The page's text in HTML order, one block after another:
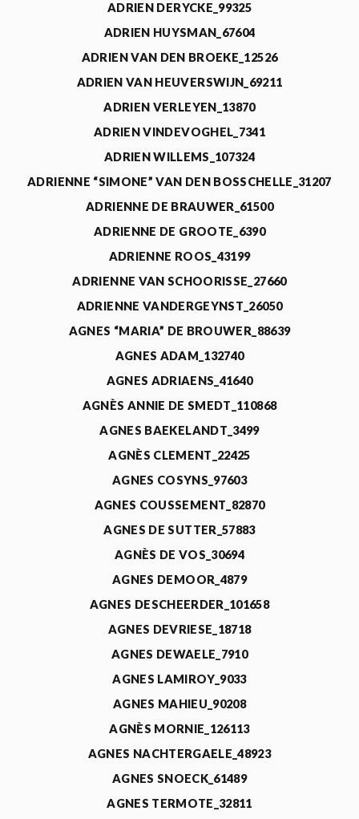
ADRIEN DERYCKE_99325
ADRIEN HUYSMAN_67604
ADRIEN VAN DEN BROEKE_12526
ADRIEN VAN HEUVERSWIJN_69211
ADRIEN VERLEYEN_13870
ADRIEN VINDEVOGHEL_7341
ADRIEN WILLEMS_107324
ADRIENNE “SIMONE” VAN DEN BOSSCHELLE_31207
ADRIENNE DE BRAUWER_61500
ADRIENNE DE GROOTE_6390
ADRIENNE ROOS_43199
ADRIENNE VAN SCHOORISSE_27660
ADRIENNE VANDERGEYNST_26050
AGNES “MARIA” DE BROUWER_88639
AGNES ADAM_132740
AGNES ADRIAENS_41640
AGNÈS ANNIE DE SMEDT_110868
AGNES BAEKELANDT_3499
AGNÈS CLEMENT_22425
AGNES COSYNS_97603
AGNES COUSSEMENT_82870
AGNES DE SUTTER_57883
AGNÈS DE VOS_30694
AGNES DEMOOR_4879
AGNES DESCHEERDER_101658
AGNES DEVRIESE_18718
AGNES DEWAELE_7910
AGNES LAMIROY_9033
AGNES MAHIEU_90208
AGNÈS MORNIE_126113
AGNES NACHTERGAELE_48923
AGNES SNOECK_61489
AGNES TERMOTE_32811